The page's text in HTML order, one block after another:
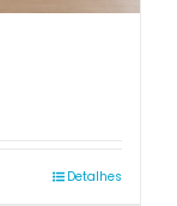
Detalhes